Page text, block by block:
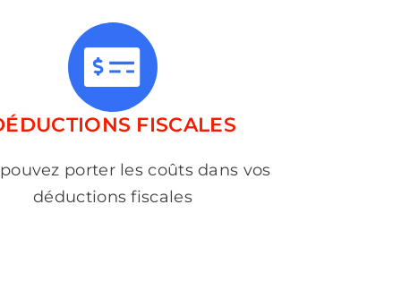
FISCALES
porter les coûts dans vos
déductions fiscales